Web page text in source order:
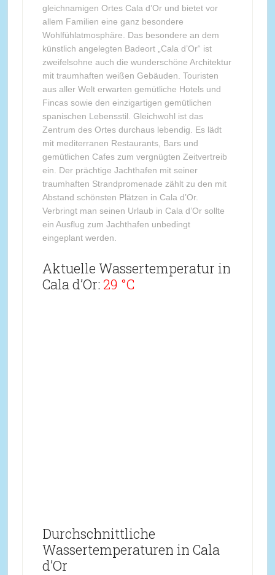
gleichnamigen Ortes Cala d’Or und bietet vor
allem Familien eine ganz besondere
Wohlfühlatmosphäre. Das besondere an dem
künstlich angelegten Badeort „Cala d’Or“ ist
zweifelsohne auch die wunderschöne Architektur
mit traumhaften weißen Gebäuden. Touristen
aus aller Welt erwarten gemütliche Hotels und
Fincas sowie den einzigartigen gemütlichen
spanischen Lebensstil. Gleichwohl ist das
Zentrum des Ortes durchaus lebendig. Es lädt
mit mediterranen Restaurants, Bars und
gemütlichen Cafes zum vergnügten Zeitvertreib
ein. Der prächtige Jachthafen mit seiner
traumhaften Strandpromenade zählt zu den mit
Abstand schönsten Plätzen in Cala d’Or.
Verbringt man seinen Urlaub in Cala d’Or sollte
ein Ausflug zum Jachthafen unbedingt
eingeplant werden.
Aktuelle Wassertemperatur in
Cala d’Or: 29 °C
Durchschnittliche
Wassertemperaturen in Cala
d’Or